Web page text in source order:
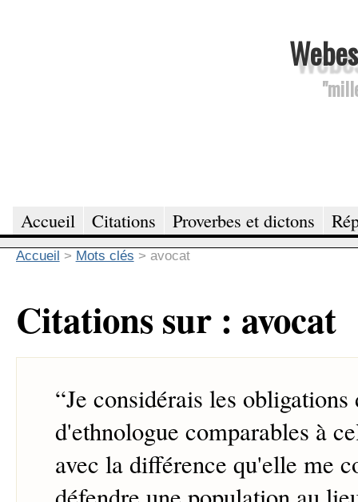
Accueil Citations Proverbes et dictons
Accueil > Mots clés > avocat
Citations sur : avocat
“Je considérais les
d'ethnologue comparables à
avec la différence qu'elle me